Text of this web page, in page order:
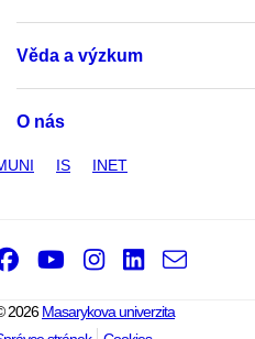
Věda a výzkum
O nás
IS INET
2026Masarykova univerzita
Facebook
Youtube
Instagram
LinkedIn
e-